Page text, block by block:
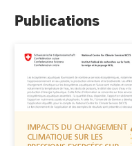
Publications